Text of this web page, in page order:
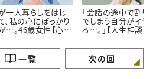
一人暮らしをはじ
、私の心にぽっかり
…。46歳女性【心理
「会話の途中で割り
でしまう自分がイヤ
る…。」【人生相談】
一覧 次の回